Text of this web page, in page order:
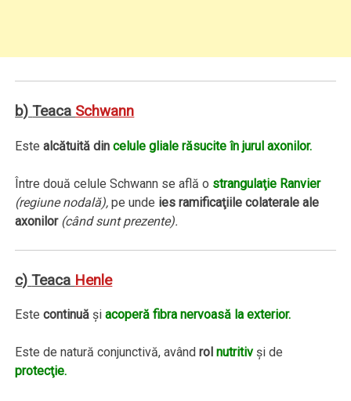
b)Teaca Schwann
Estealcătuită dincelule gliale răsucite în jurul axonilor.
Între două celule Schwann se află o strangulaţie Ranvier
(regiune nodală), pe unde ies ramificaţiile colaterale ale
axonilor (când sunt prezente).
c)Teaca Henle
Estecontinuă şiacoperă fibra nervoasă la exterior.
Este de natură conjunctivă, avândrolnutritiv şi de
protecţie.